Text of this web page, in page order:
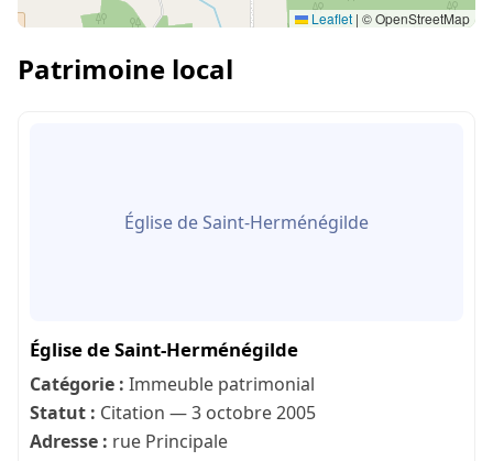
Leaflet | © OpenStreetMap
Patrimoine local
Église de Saint-Herménégilde
Église de Saint-Herménégilde
Catégorie : Immeuble patrimonial
Statut : Citation — 3 octobre 2005
Adresse : rue Principale